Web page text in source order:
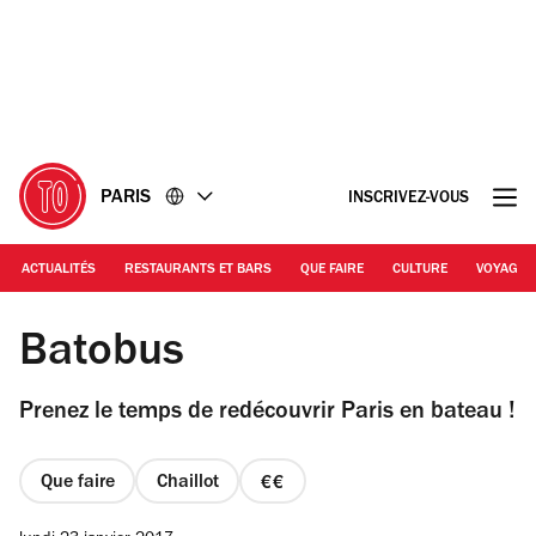
PARIS INSCRIVEZ-VOUS
ACTUALITÉS RESTAURANTS ET BARS QUE FAIRE CULTURE VOYAGE
© Jean-Pierre Salle
Batobus
Prenez le temps de redécouvrir Paris en bateau !
Que faire Chaillot
prix